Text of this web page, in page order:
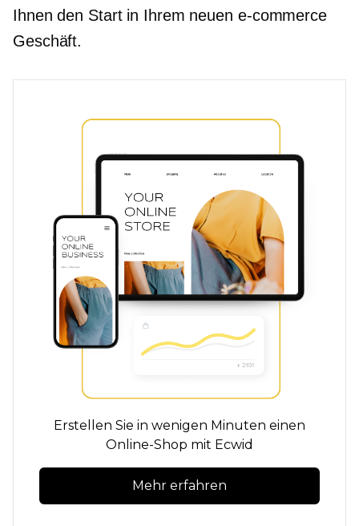
Ihnen den Start in Ihrem neuen e-commerce
Geschäft.
Erstellen Sie in wenigen Minuten einen
Online-Shop mit Ecwid
Mehr erfahren